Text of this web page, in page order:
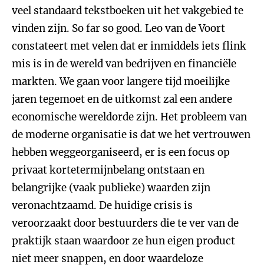
veel standaard tekstboeken uit het vakgebied te
vinden zijn. So far so good. Leo van de Voort
constateert met velen dat er inmiddels iets flink
mis is in de wereld van bedrijven en financiële
markten. We gaan voor langere tijd moeilijke
jaren tegemoet en de uitkomst zal een andere
economische wereldorde zijn. Het probleem van
de moderne organisatie is dat we het vertrouwen
hebben weggeorganiseerd, er is een focus op
privaat kortetermijnbelang ontstaan en
belangrijke (vaak publieke) waarden zijn
veronachtzaamd. De huidige crisis is
veroorzaakt door bestuurders die te ver van de
praktijk staan waardoor ze hun eigen product
niet meer snappen, en door waardeloze